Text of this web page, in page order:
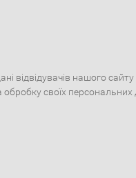
відвідувачів нашого сайту
обробку своїх